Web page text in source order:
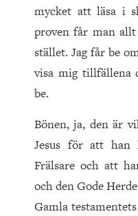
mycket att läsa i
proven får man
stället. Jag får be
visa mig tillfällena
be.
Bönen, ja, den är
Jesus för att
Frälsare och att
och den Gode
Gamla